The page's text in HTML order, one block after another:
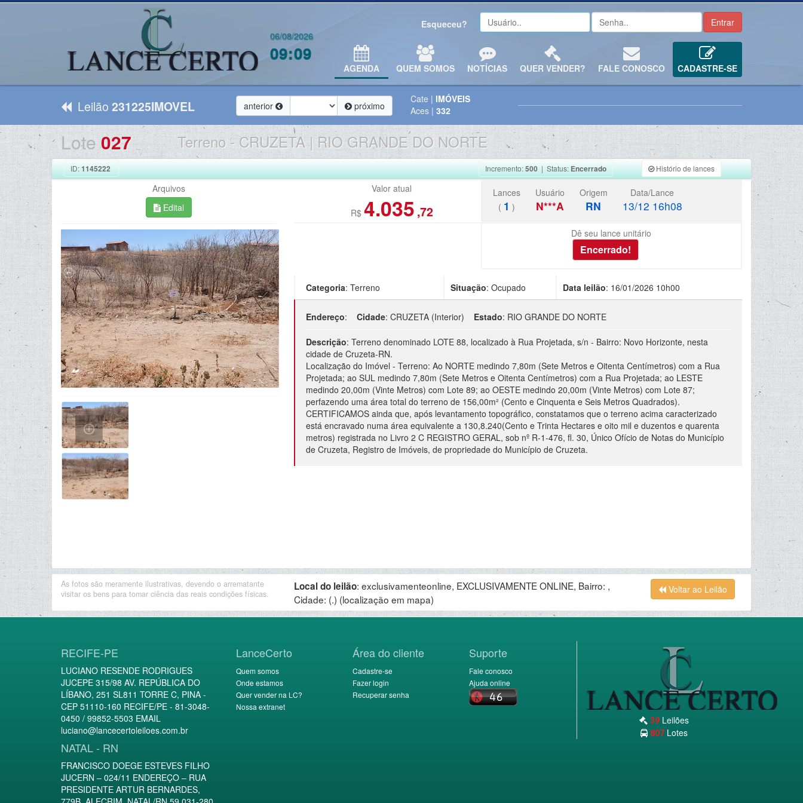
06/08/2026
09:09
Esqueceu?
AGENDA QUEM SOMOS NOTÍCIAS QUER VENDER? FALE CONOSCO CADASTRE-SE
Leilão 231225IMOVEL anterior próximo
Cate | IMÓVEIS
Aces | 332
Lote027 Terreno-CRUZETA | RIO GRANDE DO NORTE
ID:1145222 Incremento:500 | Status:Encerrado Histório de lances
Arquivos
Edital
Valor atual
R$ 4.035 ,72
Lances
( 1 )
Usuário
N***A
Origem
RN
Data/Lance
13/12 16h08
Dê seu lance unitário
Categoria: Terreno Situação: Ocupado Data leilão: 16/01/2026 10h00
Endereço: Cidade: CRUZETA (Interior) Estado: RIO GRANDE DO NORTE
Descrição: Terreno denominado LOTE 88, localizado à Rua Projetada, s/n - Bairro: Novo Horizonte, nesta
cidade de Cruzeta-RN.
Localização do Imóvel - Terreno: Ao NORTE medindo 7,80m (Sete Metros e Oitenta Centímetros) com a Rua
Projetada; ao SUL medindo 7,80m (Sete Metros e Oitenta Centímetros) com a Rua Projetada; ao LESTE
medindo 20,00m (Vinte Metros) com Lote 89; ao OESTE medindo 20,00m (Vinte Metros) com Lote 87;
perfazendo uma área total do terreno de 156,00m² (Cento e Cinquenta e Seis Metros Quadrados).
CERTIFICAMOS ainda que, após levantamento topográfico, constatamos que o terreno acima caracterizado
está encravado numa área equivalente a 130,8.240(Cento e Trinta Hectares e oito mil e duzentos e quarenta
metros) registrada no Livro 2 C REGISTRO GERAL, sob nº R-1-476, fl. 30, Único Ofício de Notas do Município
de Cruzeta, Registro de Imóveis, de propriedade do Município de Cruzeta.
As fotos são meramente ilustrativas, devendo o arrematante
visitar os bens para tomar ciência das reais condições físicas.
Local do leilão: exclusivamenteonline, EXCLUSIVAMENTE ONLINE, Bairro: ,
Cidade: (.) (localização em mapa)
Voltar ao Leilão
RECIFE-PE
LUCIANO RESENDE RODRIGUES
JUCEPE 315/98 AV. REPÚBLICA DO
LÍBANO, 251 SL811 TORRE C, PINA -
CEP 51110-160 RECIFE/PE - 81-3048-
0450 / 99852-5503 EMAIL
luciano@lancecertoleiloes.com.br
NATAL - RN
FRANCISCO DOEGE ESTEVES FILHO
JUCERN – 024/11 ENDEREÇO – RUA
PRESIDENTE ARTUR BERNARDES,
LanceCerto
Quem somos
Onde estamos
Quer vender na LC?
Nossa extranet
Área do cliente
Cadastre-se
Fazer login
Recuperar senha
Suporte
Fale conosco
Ajuda online
39Leilões
807Lotes